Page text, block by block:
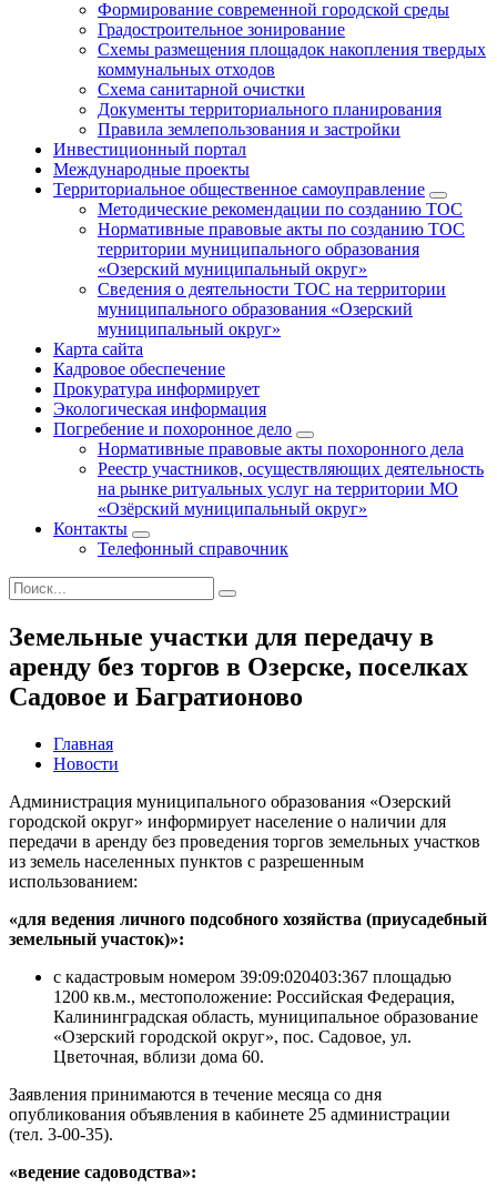
Формирование современной городской среды
Градостроительное зонирование
Схемы размещения площадок накопления твердых
коммунальных отходов
Схема санитарной очистки
Документы территориального планирования
Правила землепользования и застройки
Инвестиционный портал
Международные проекты
Территориальное общественное самоуправление
Методические рекомендации по созданию ТОС
Нормативные правовые акты по созданию ТОС
территории муниципального образования
«Озерский муниципальный округ»
Сведения о деятельности ТОС на территории
муниципального образования «Озерский
муниципальный округ»
Карта сайта
Кадровое обеспечение
Прокуратура информирует
Экологическая информация
Погребение и похоронное дело
Нормативные правовые акты похоронного дела
Реестр участников, осуществляющих деятельность
на рынке ритуальных услуг на территории МО
«Озёрский муниципальный округ»
Контакты
Телефонный справочник
Земельные участки для передачу в
аренду без торгов в Озерске, поселках
Садовое и Багратионово
Главная
Новости
Администрация муниципального образования «Озерский
городской округ» информирует население о наличии для
передачи в аренду без проведения торгов земельных участков
из земель населенных пунктов с разрешенным
использованием:
«для ведения личного подсобного хозяйства (приусадебный
земельный участок)»:
с кадастровым номером 39:09:020403:367 площадью
1200 кв.м., местоположение: Российская Федерация,
Калининградская область, муниципальное образование
«Озерский городской округ», пос. Садовое, ул.
Цветочная, вблизи дома 60.
Заявления принимаются в течение месяца со дня
опубликования объявления в кабинете 25 администрации
(тел. 3-00-35).
«ведение садоводства»: